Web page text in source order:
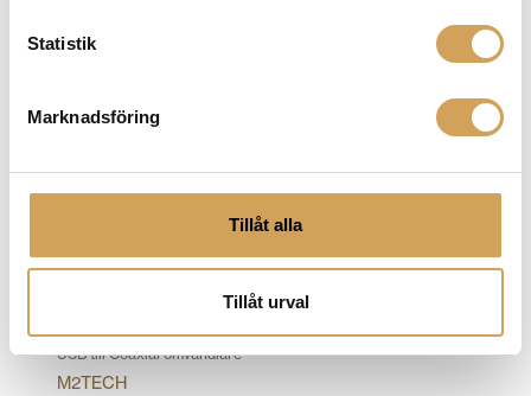
Statistik
Marknadsföring
Tillåt alla
Tillåt urval
USB till Coaxial omvandlare
M2TECH